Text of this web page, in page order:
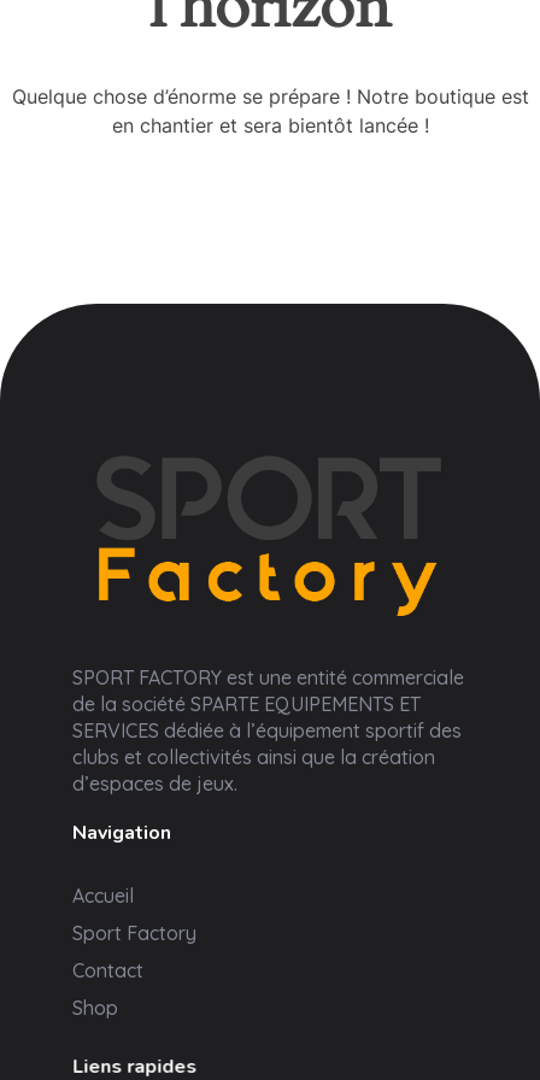
Quelque chose d’énorme se prépare ! Notre boutique est
en chantier et sera bientôt lancée !
SPORT FACTORY est une entité commerciale
de la société SPARTE EQUIPEMENTS ET
SERVICES dédiée à l’équipement sportif des
clubs et collectivités ainsi que la création
d’espaces de jeux.
Navigation
Accueil
Sport Factory
Contact
Shop
Liens rapides